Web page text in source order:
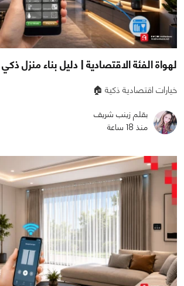
لهواة الفئة الاقتصادية | دليل بناء منزل
خيارات اقتصادية ذكية 🏠
بقلم زينب شريف
منذ 18 ساعة